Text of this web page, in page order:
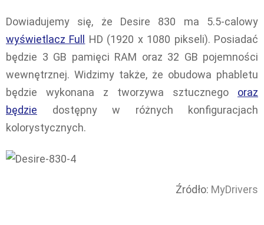
Dowiadujemy się, że Desire 830 ma 5.5-calowy
wyświetlacz Full
HD (1920 x 1080 pikseli). Posiadać
będzie 3 GB pamięci RAM oraz 32 GB pojemności
wewnętrznej. Widzimy także, że obudowa phabletu
będzie wykonana z tworzywa sztucznego oraz
będzie dostępny w różnych konfiguracjach
kolorystycznych.
Źródło: MyDrivers